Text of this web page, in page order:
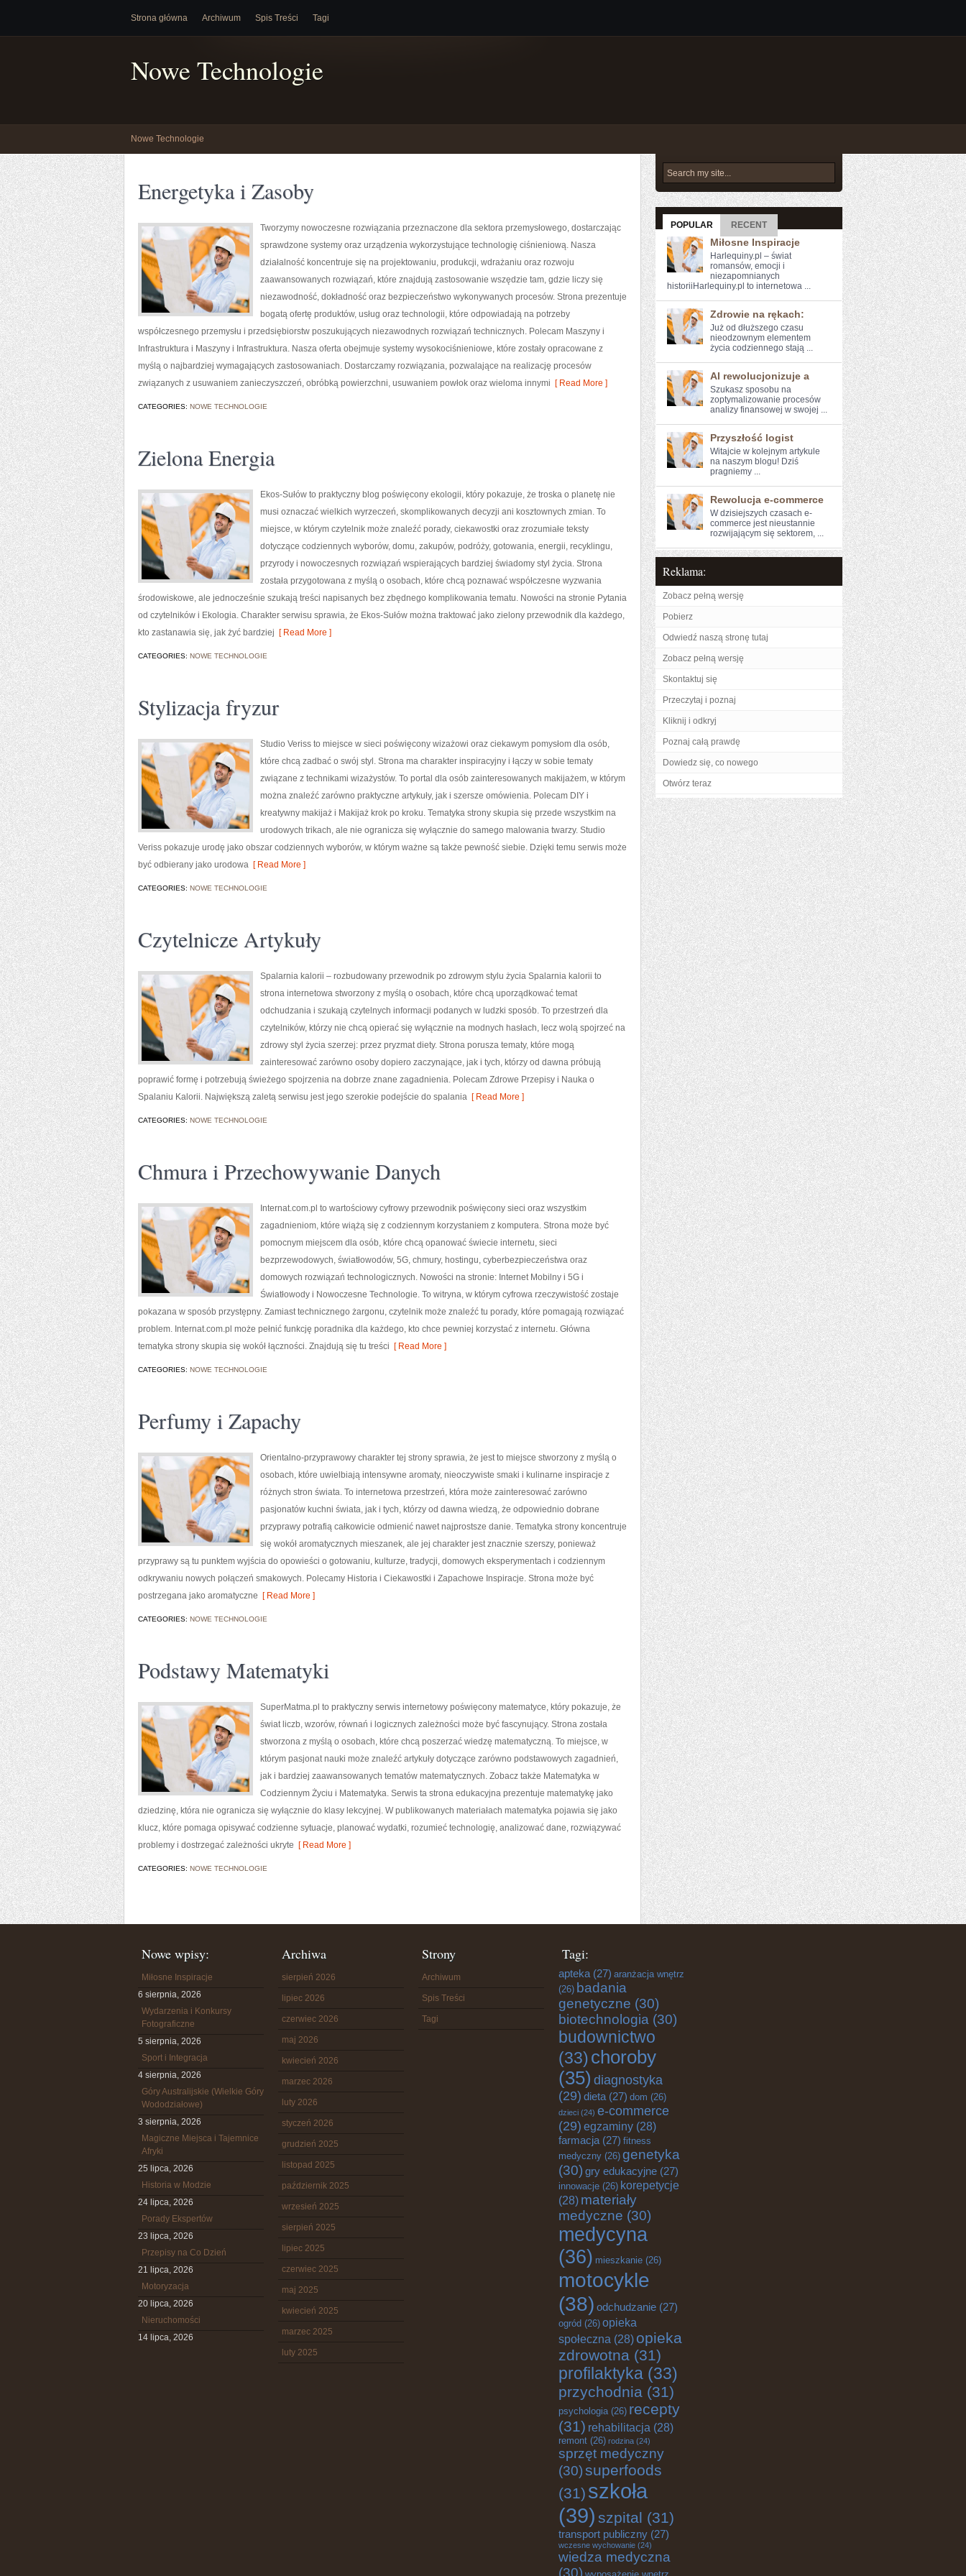
Strona główna Archiwum Spis Treści Tagi
Nowe Technologie
Nowe Technologie
Energetyka i Zasoby
Tworzymy nowoczesne rozwiązania przeznaczone dla sektora przemysłowego, dostarczając
sprawdzone systemy oraz urządzenia wykorzystujące technologię ciśnieniową. Nasza
działalność koncentruje się na projektowaniu, produkcji, wdrażaniu oraz rozwoju
zaawansowanych rozwiązań, które znajdują zastosowanie wszędzie tam, gdzie liczy się
niezawodność, dokładność oraz bezpieczeństwo wykonywanych procesów. Strona prezentuje
bogatą ofertę produktów, usług oraz technologii, które odpowiadają na potrzeby
współczesnego przemysłu i przedsiębiorstw poszukujących niezawodnych rozwiązań technicznych. Polecam Maszyny i
Infrastruktura i Maszyny i Infrastruktura. Nasza oferta obejmuje systemy wysokociśnieniowe, które zostały opracowane z
myślą o najbardziej wymagających zastosowaniach. Dostarczamy rozwiązania, pozwalające na realizację procesów
związanych z usuwaniem zanieczyszczeń, obróbką powierzchni, usuwaniem powłok oraz wieloma innymi [ Read More ]
CATEGORIES: NOWE TECHNOLOGIE
Zielona Energia
Ekos-Sułów to praktyczny blog poświęcony ekologii, który pokazuje, że troska o planetę nie
musi oznaczać wielkich wyrzeczeń, skomplikowanych decyzji ani kosztownych zmian. To
miejsce, w którym czytelnik może znaleźć porady, ciekawostki oraz zrozumiałe teksty
dotyczące codziennych wyborów, domu, zakupów, podróży, gotowania, energii, recyklingu,
przyrody i nowoczesnych rozwiązań wspierających bardziej świadomy styl życia. Strona
została przygotowana z myślą o osobach, które chcą poznawać współczesne wyzwania
środowiskowe, ale jednocześnie szukają treści napisanych bez zbędnego komplikowania tematu. Nowości na stronie Pytania
od czytelników i Ekologia. Charakter serwisu sprawia, że Ekos-Sułów można traktować jako zielony przewodnik dla każdego,
kto zastanawia się, jak żyć bardziej [ Read More ]
CATEGORIES: NOWE TECHNOLOGIE
Stylizacja fryzur
Studio Veriss to miejsce w sieci poświęcony wizażowi oraz ciekawym pomysłom dla osób,
które chcą zadbać o swój styl. Strona ma charakter inspiracyjny i łączy w sobie tematy
związane z technikami wizażystów. To portal dla osób zainteresowanych makijażem, w którym
można znaleźć zarówno praktyczne artykuły, jak i szersze omówienia. Polecam DIY i
kreatywny makijaż i Makijaż krok po kroku. Tematyka strony skupia się przede wszystkim na
urodowych trikach, ale nie ogranicza się wyłącznie do samego malowania twarzy. Studio
Veriss pokazuje urodę jako obszar codziennych wyborów, w którym ważne są także pewność siebie. Dzięki temu serwis może
być odbierany jako urodowa [ Read More ]
CATEGORIES: NOWE TECHNOLOGIE
Czytelnicze Artykuły
Spalarnia kalorii – rozbudowany przewodnik po zdrowym stylu życia Spalarnia kalorii to
strona internetowa stworzony z myślą o osobach, które chcą uporządkować temat
odchudzania i szukają czytelnych informacji podanych w ludzki sposób. To przestrzeń dla
czytelników, którzy nie chcą opierać się wyłącznie na modnych hasłach, lecz wolą spojrzeć na
zdrowy styl życia szerzej: przez pryzmat diety. Strona porusza tematy, które mogą
zainteresować zarówno osoby dopiero zaczynające, jak i tych, którzy od dawna próbują
poprawić formę i potrzebują świeżego spojrzenia na dobrze znane zagadnienia. Polecam Zdrowe Przepisy i Nauka o
Spalaniu Kalorii. Największą zaletą serwisu jest jego szerokie podejście do spalania [ Read More ]
CATEGORIES: NOWE TECHNOLOGIE
Chmura i Przechowywanie Danych
Internat.com.pl to wartościowy cyfrowy przewodnik poświęcony sieci oraz wszystkim
zagadnieniom, które wiążą się z codziennym korzystaniem z komputera. Strona może być
pomocnym miejscem dla osób, które chcą opanować świecie internetu, sieci
bezprzewodowych, światłowodów, 5G, chmury, hostingu, cyberbezpieczeństwa oraz
domowych rozwiązań technologicznych. Nowości na stronie: Internet Mobilny i 5G i
Światłowody i Nowoczesne Technologie. To witryna, w którym cyfrowa rzeczywistość zostaje
pokazana w sposób przystępny. Zamiast technicznego żargonu, czytelnik może znaleźć tu porady, które pomagają rozwiązać
problem. Internat.com.pl może pełnić funkcję poradnika dla każdego, kto chce pewniej korzystać z internetu. Główna
tematyka strony skupia się wokół łączności. Znajdują się tu treści [ Read More ]
CATEGORIES: NOWE TECHNOLOGIE
Perfumy i Zapachy
Orientalno-przyprawowy charakter tej strony sprawia, że jest to miejsce stworzony z myślą o
osobach, które uwielbiają intensywne aromaty, nieoczywiste smaki i kulinarne inspiracje z
różnych stron świata. To internetowa przestrzeń, która może zainteresować zarówno
pasjonatów kuchni świata, jak i tych, którzy od dawna wiedzą, że odpowiednio dobrane
przyprawy potrafią całkowicie odmienić nawet najprostsze danie. Tematyka strony koncentruje
się wokół aromatycznych mieszanek, ale jej charakter jest znacznie szerszy, ponieważ
przyprawy są tu punktem wyjścia do opowieści o gotowaniu, kulturze, tradycji, domowych eksperymentach i codziennym
odkrywaniu nowych połączeń smakowych. Polecamy Historia i Ciekawostki i Zapachowe Inspiracje. Strona może być
postrzegana jako aromatyczne [ Read More ]
CATEGORIES: NOWE TECHNOLOGIE
Podstawy Matematyki
SuperMatma.pl to praktyczny serwis internetowy poświęcony matematyce, który pokazuje, że
świat liczb, wzorów, równań i logicznych zależności może być fascynujący. Strona została
stworzona z myślą o osobach, które chcą poszerzać wiedzę matematyczną. To miejsce, w
którym pasjonat nauki może znaleźć artykuły dotyczące zarówno podstawowych zagadnień,
jak i bardziej zaawansowanych tematów matematycznych. Zobacz także Matematyka w
Codziennym Życiu i Matematyka. Serwis ta strona edukacyjna prezentuje matematykę jako
dziedzinę, która nie ogranicza się wyłącznie do klasy lekcyjnej. W publikowanych materiałach matematyka pojawia się jako
klucz, które pomaga opisywać codzienne sytuacje, planować wydatki, rozumieć technologię, analizować dane, rozwiązywać
problemy i dostrzegać zależności ukryte [ Read More ]
CATEGORIES: NOWE TECHNOLOGIE
POPULAR RECENT
Miłosne Inspiracje
Harlequiny.pl – świat
romansów, emocji i
niezapomnianych
historiiHarlequiny.pl to internetowa ...
Zdrowie na rękach:
Już od dłuższego ⁣czasu
nieodzownym elementem
życia codziennego stają ...
AI rewolucjonizuje a
Szukasz sposobu na
zoptymalizowanie ⁤procesów
analizy finansowej w swojej ...
Przyszłość logist
Witajcie w kolejnym artykule⁣
na naszym blogu! Dziś
pragniemy⁤ ...
Rewolucja e-commerce
W dzisiejszych‌ czasach e-
commerce jest nieustannie
rozwijającym się ​sektorem, ...
Reklama:
Zobacz pełną wersję
Pobierz
Odwiedź naszą stronę tutaj
Zobacz pełną wersję
Skontaktuj się
Przeczytaj i poznaj
Kliknij i odkryj
Poznaj całą prawdę
Dowiedz się, co nowego
Otwórz teraz
Nowe wpisy:
Miłosne Inspiracje
6 sierpnia, 2026
Wydarzenia i Konkursy
Fotograficzne
5 sierpnia, 2026
Sport i Integracja
4 sierpnia, 2026
Góry Australijskie (Wielkie Góry
Wododziałowe)
3 sierpnia, 2026
Magiczne Miejsca i Tajemnice
Afryki
25 lipca, 2026
Historia w Modzie
24 lipca, 2026
Porady Ekspertów
23 lipca, 2026
Przepisy na Co Dzień
21 lipca, 2026
Motoryzacja
20 lipca, 2026
Nieruchomości
14 lipca, 2026
Archiwa
sierpień 2026
lipiec 2026
czerwiec 2026
maj 2026
kwiecień 2026
marzec 2026
luty 2026
styczeń 2026
grudzień 2025
listopad 2025
październik 2025
wrzesień 2025
sierpień 2025
lipiec 2025
czerwiec 2025
maj 2025
kwiecień 2025
marzec 2025
luty 2025
Strony
Archiwum
Spis Treści
Tagi
Tagi:
apteka (27) aranżacja wnętrz
(26) badania
genetyczne (30)
biotechnologia (30)
budownictwo
(33)choroby
(35) diagnostyka
(29) dieta (27) dom (26)
dzieci (24) e-commerce
(29) egzaminy (28)
farmacja (27) fitness
medyczny (26) genetyka
(30) gry edukacyjne (27)
innowacje (26) korepetycje
(28) materiały
medyczne (30)
medycyna
(36) mieszkanie (26)
motocykle
(38) odchudzanie (27)
ogród (26) opieka
społeczna (28) opieka
zdrowotna (31)
profilaktyka (33)
przychodnia (31)
psychologia(26) recepty
(31) rehabilitacja (28)
remont (26) rodzina (24)
sprzęt medyczny
(30)superfoods
(31) szkoła
(39) szpital (31)
transport publiczny (27)
wczesne wychowanie (24)
wiedza medyczna
(30)